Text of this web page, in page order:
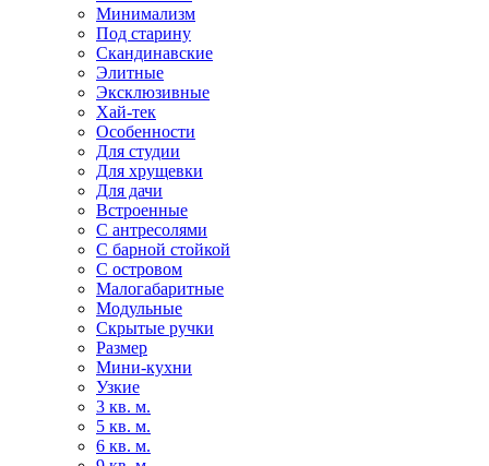
Минимализм
Под старину
Скандинавские
Элитные
Эксклюзивные
Хай-тек
Особенности
Для студии
Для хрущевки
Для дачи
Встроенные
С антресолями
С барной стойкой
С островом
Малогабаритные
Модульные
Скрытые ручки
Размер
Мини-кухни
Узкие
3 кв. м.
5 кв. м.
6 кв. м.